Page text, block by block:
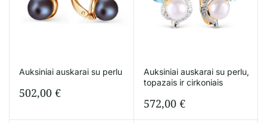
Auksiniai auskarai su perlu
502,00 €
Auksiniai auskarai su perlu,
topazais ir cirkoniais
572,00 €